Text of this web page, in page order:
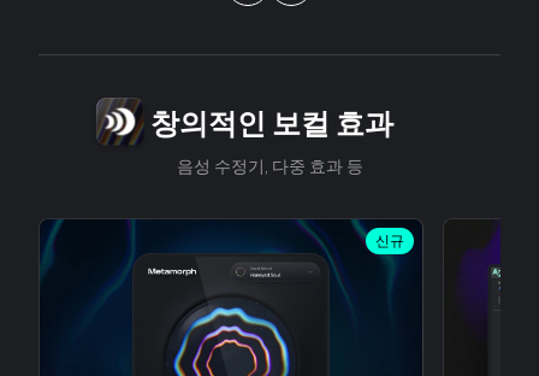
슬라이드 1/5
창의적인 보컬 효과
음성 수정기, 다중 효과 등
신규